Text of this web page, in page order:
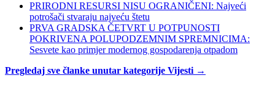
PRIRODNI RESURSI NISU OGRANIČENI: Najveći
potrošači stvaraju najveću štetu
PRVA GRADSKA ČETVRT U POTPUNOSTI
POKRIVENA POLUPODZEMNIM SPREMNICIMA:
Sesvete kao primjer modernog gospodarenja otpadom
Pregledaj sve članke unutar kategorije Vijesti →